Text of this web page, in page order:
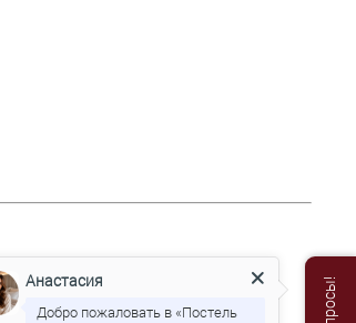
Анастасия
Добро пожаловать в «Постель